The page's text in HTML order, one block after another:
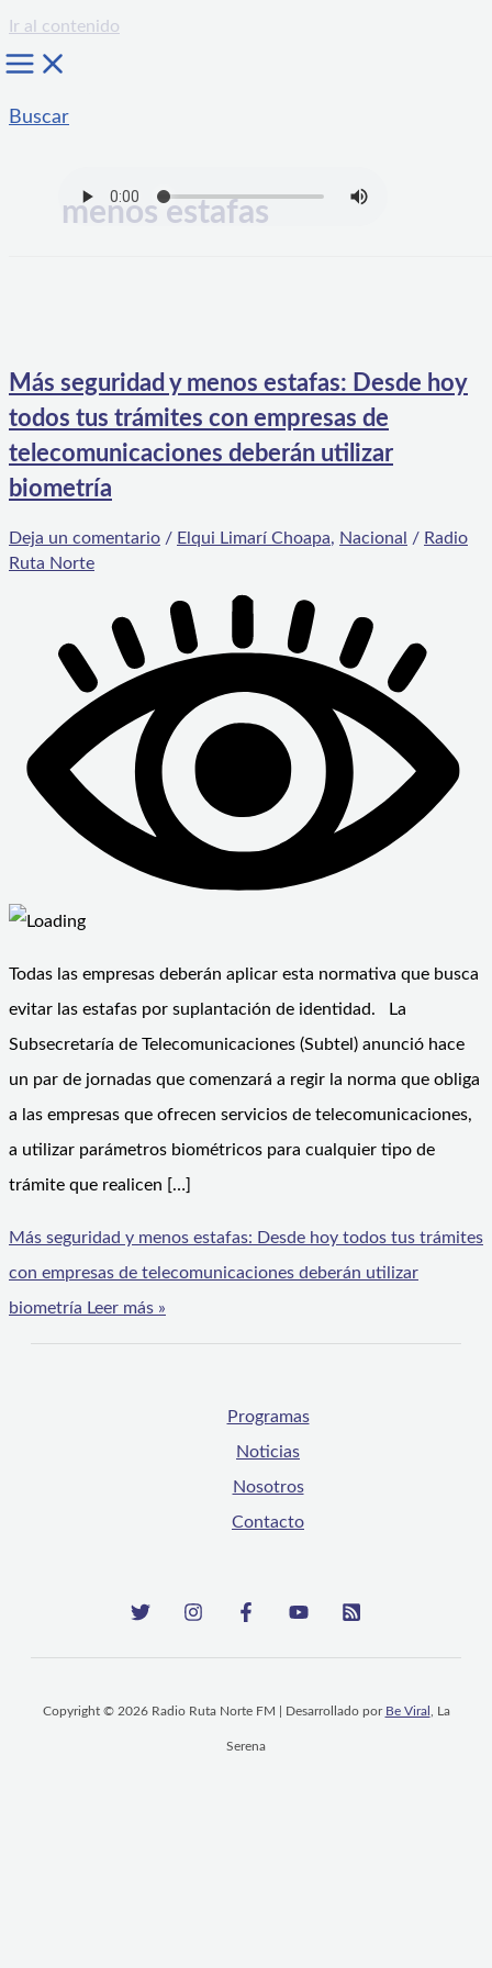
Ir al contenido
Buscar
menos estafas
Más seguridad y menos estafas: Desde hoy
todos tus trámites con empresas de
telecomunicaciones deberán utilizar
biometría
Deja un comentario / Elqui Limarí Choapa, Nacional / Radio
Ruta Norte
Todas las empresas deberán aplicar esta normativa que busca
evitar las estafas por suplantación de identidad. La
Subsecretaría de Telecomunicaciones (Subtel) anunció hace
un par de jornadas que comenzará a regir la norma que obliga
a las empresas que ofrecen servicios de telecomunicaciones,
a utilizar parámetros biométricos para cualquier tipo de
trámite que realicen […]
Más seguridad y menos estafas: Desde hoy todos tus trámites
con empresas de telecomunicaciones deberán utilizar
biometría Leer más »
Programas
Noticias
Nosotros
Contacto
Copyright © 2026 Radio Ruta Norte FM | Desarrollado por Be Viral , La
Serena